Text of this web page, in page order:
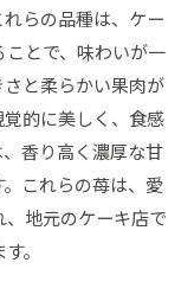
で味わう至福の
ョップ
法
報
時間
とときを
らの品種は、ケー
とで、味わいが一
と柔らかい果肉が
的に美しく、食感
香り高く濃厚な甘
これらの苺は、愛
地元のケーキ店で
。